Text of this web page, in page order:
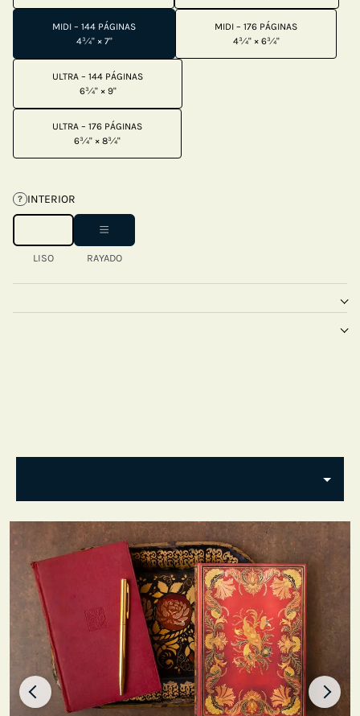
MIDI – 144 PÁGINAS
4¾" × 7"
MIDI – 176 PÁGINAS
4¾" × 6¾"
ULTRA – 144 PÁGINAS
6¾" × 9"
ULTRA – 176 PÁGINAS
6¾" × 8¾"
? INTERIOR
LISO RAYADO